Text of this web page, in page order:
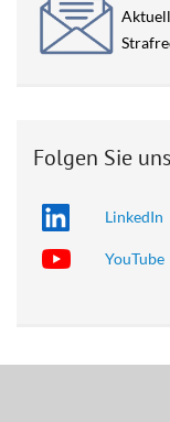
Folgen Sie
LinkedIn
YouTube